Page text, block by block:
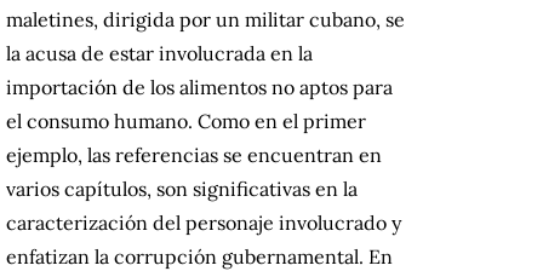
maletines, dirigida por un militar cubano, se
la acusa de estar involucrada en la
importación de los alimentos no aptos para
el consumo humano. Como en el primer
ejemplo, las referencias se encuentran en
varios capítulos, son significativas en la
caracterización del personaje involucrado y
enfatizan la corrupción gubernamental. En